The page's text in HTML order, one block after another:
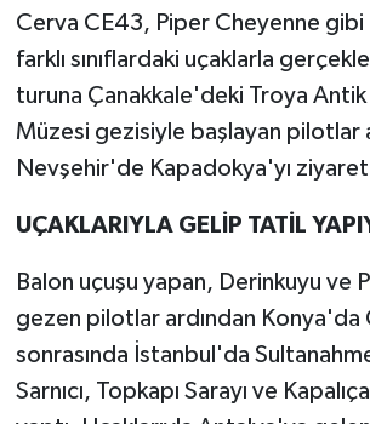
Cerva CE43, Piper Cheyenne
farklı sınıflardaki uçaklarla
turuna Çanakkale'deki Troya
Müzesi gezisiyle başlayan pilotlar
Nevşehir'de Kapadokya'yı
UÇAKLARIYLA GELİP TATİL
Balon uçuşu yapan, Derinkuyu ve
gezen pilotlar ardından Konya'da
sonrasında İstanbul'da
Sarnıcı, Topkapı Sarayı ve